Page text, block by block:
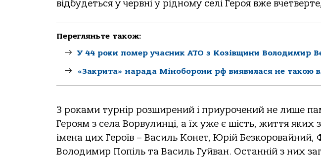
відбудеться у червні у рідному селі Героя вже
Перегляньте також:
У 44 роки помер учасник АТО з Козівщини Володимир
«Закрита» нарада Міноборони рф виявилася не такою
З роками турнір розширений і приурочений не лише
Героям з села Ворвулинці, а їх уже є шість, життя яких
імена цих Героїв – Василь Конет, Юрій Безкоровайний,
Володимир Попіль та Василь Гуйван. Останній з них